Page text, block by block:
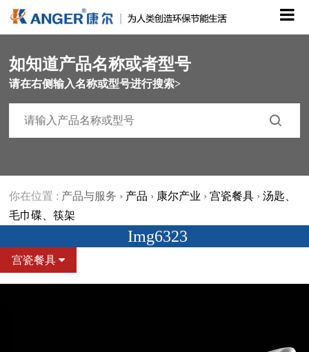
如知道产品名称或者型号
请在右侧输入名称或型号进行搜索>
你在位置 : 产品与服务 › 产品 › 康尔产业 ›宫瓷餐具 ›汤匙、
毛巾碟、筷架
Img6323
宫瓷餐具